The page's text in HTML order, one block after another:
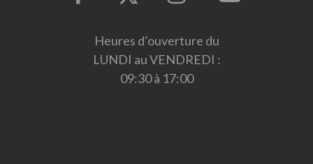
Heures d’ouverture du
LUNDI au VENDREDI :
09:30 à 17:00